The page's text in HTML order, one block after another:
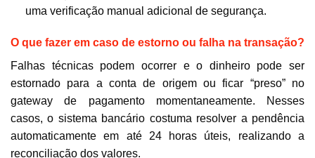
uma verificação manual adicional de segurança.
O que fazer em caso de estorno ou falha na transação?
Falhas técnicas podem ocorrer e o dinheiro pode ser
estornado para a conta de origem ou ficar “preso” no
gateway de pagamento momentaneamente. Nesses
casos, o sistema bancário costuma resolver a pendência
automaticamente em até 24 horas úteis, realizando a
reconciliação dos valores.